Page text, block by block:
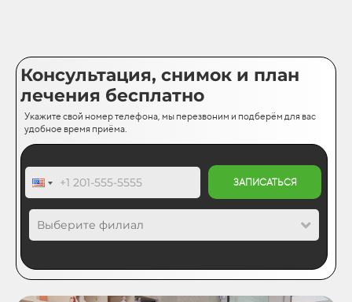
Консультация, снимок и план
лечения бесплатно
Укажите свой номер телефона, мы перезвоним и подберём для вас
удобное время приёма.
ЗАПИСАТЬСЯ
Выберите филиал